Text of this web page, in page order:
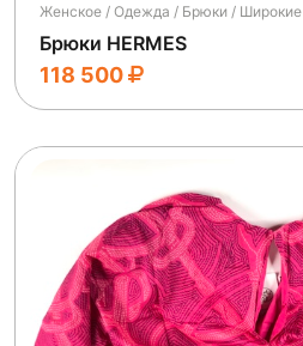
Женское / Одежда / Брюки / Широкие
Брюки HERMES
118 500